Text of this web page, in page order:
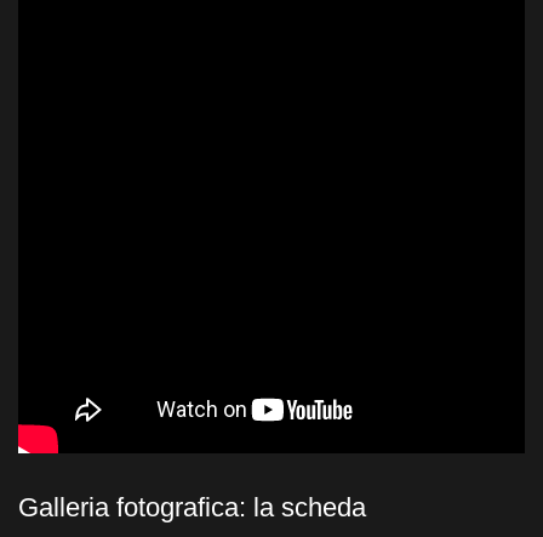
Galleria fotografica: la scheda